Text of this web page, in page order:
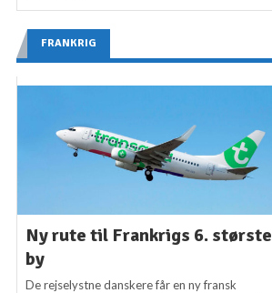
FRANKRIG
Ny rute til Frankrigs 6. største
by
De rejselystne danskere får en ny fransk